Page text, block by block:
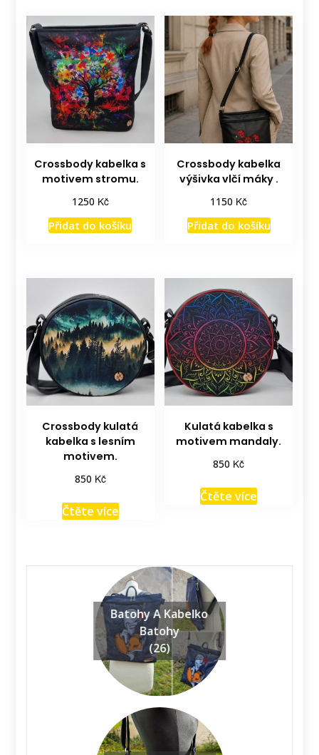
Crossbody kabelka s
motivem stromu.
1250 Kč
Přidat do košíku
Crossbody kabelka
výšivka vlčí máky .
1150 Kč
Přidat do košíku
Crossbody kulatá
kabelka s lesním
motivem.
850 Kč
Čtěte více
Kulatá kabelka s
motivem mandaly.
850 Kč
Čtěte více
Batohy A Kabelko
Batohy
(26)